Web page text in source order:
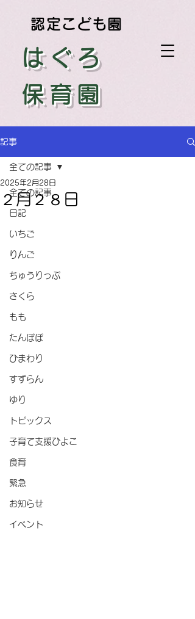
はぐろ
保育園
認定こども園
記事
全ての記事
日記
いちご
りんご
ちゅうりっぷ
さくら
もも
たんぽぽ
ひまわり
すずらん
ゆり
トピックス
子育て支援ひよこ
食育
緊急
お知らせ
イベント
全ての記事
２月２８日
2025年2月28日